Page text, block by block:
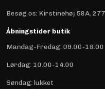
Besøg os: Kirstinehøj 58A,
Åbningstider butik
Mandag-Fredag: 09.00-18.00
Lørdag: 10.00-14.00
Søndag: lukket